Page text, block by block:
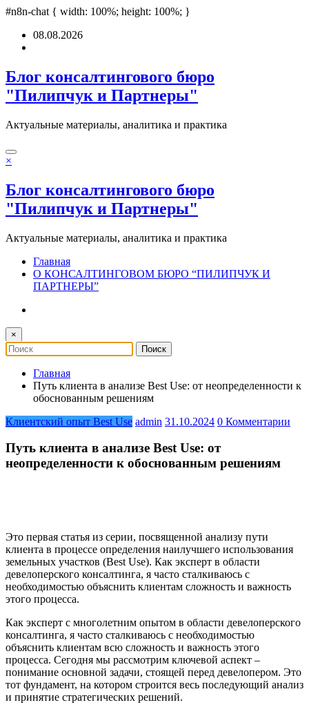
türk ifşaPadişahbetonline casinos
#n8n-chat { width: 100%; height: 100%; }
Перейти08.08.2026
Блог консалтингового бюро
"Пилипчук и Партнеры"
Актуальные материалы, аналитика и практика
×
Блог консалтингового бюро
"Пилипчук и Партнеры"
Актуальные материалы, аналитика и практика
Главная
О КОНСАЛТИНГОВОМ БЮРО “ПИЛИПЧУК И
ПАРТНЕРЫ”
×
Главная
Путь клиента в анализе Best Use: от неопределенности к
обоснованным решениям
Клиентский опыт Best Use admin 31.10.2024 0 Комментарии
Путь клиента в анализе Best Use: от
неопределенности к обоснованным решениям
Это первая статья из серии, посвященной анализу пути
клиента в процессе определения наилучшего использования
земельных участков (Best Use). Как эксперт в области
девелоперского консалтинга, я часто сталкиваюсь с
необходимостью объяснить клиентам сложность и важность
этого процесса.
Как эксперт с многолетним опытом в области девелоперского
консалтинга, я часто сталкиваюсь с необходимостью
объяснить клиентам всю сложность и важность этого
процесса. Сегодня мы рассмотрим ключевой аспект –
понимание основной задачи, стоящей перед девелопером. Это
тот фундамент, на котором строится весь последующий анализ
и принятие стратегических решений.